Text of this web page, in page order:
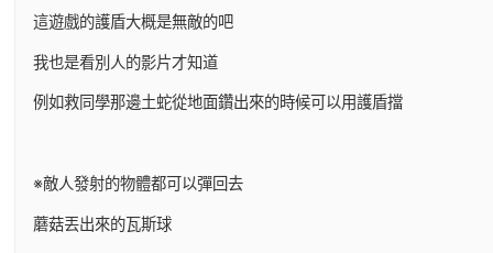
這遊戲的護盾大概是無敵的吧
我也是看別人的影片才知道
例如救同學那邊土蛇從地面鑽出來的時候可以用護盾擋
※敵人發射的物體都可以彈回去
蘑菇丟出來的瓦斯球